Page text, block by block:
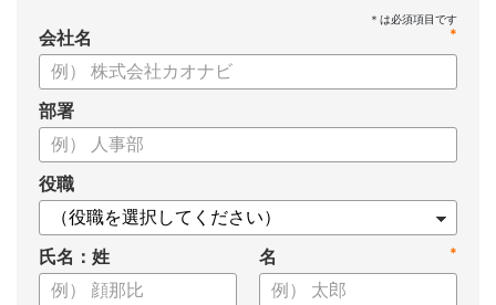
*
会社名
部署
役職
氏名：姓 *
名